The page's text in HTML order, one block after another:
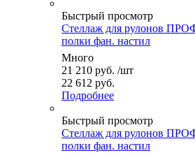
Быстрый просмотр
Стеллаж для рулонов
полки фан. настил
Много
21 210 руб. /шт
22 612 руб.
Подробнее
Быстрый просмотр
Стеллаж для рулонов
полки фан. настил